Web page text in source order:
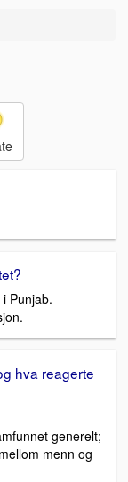
Punjab.
hva reagerte
generelt;
menn og